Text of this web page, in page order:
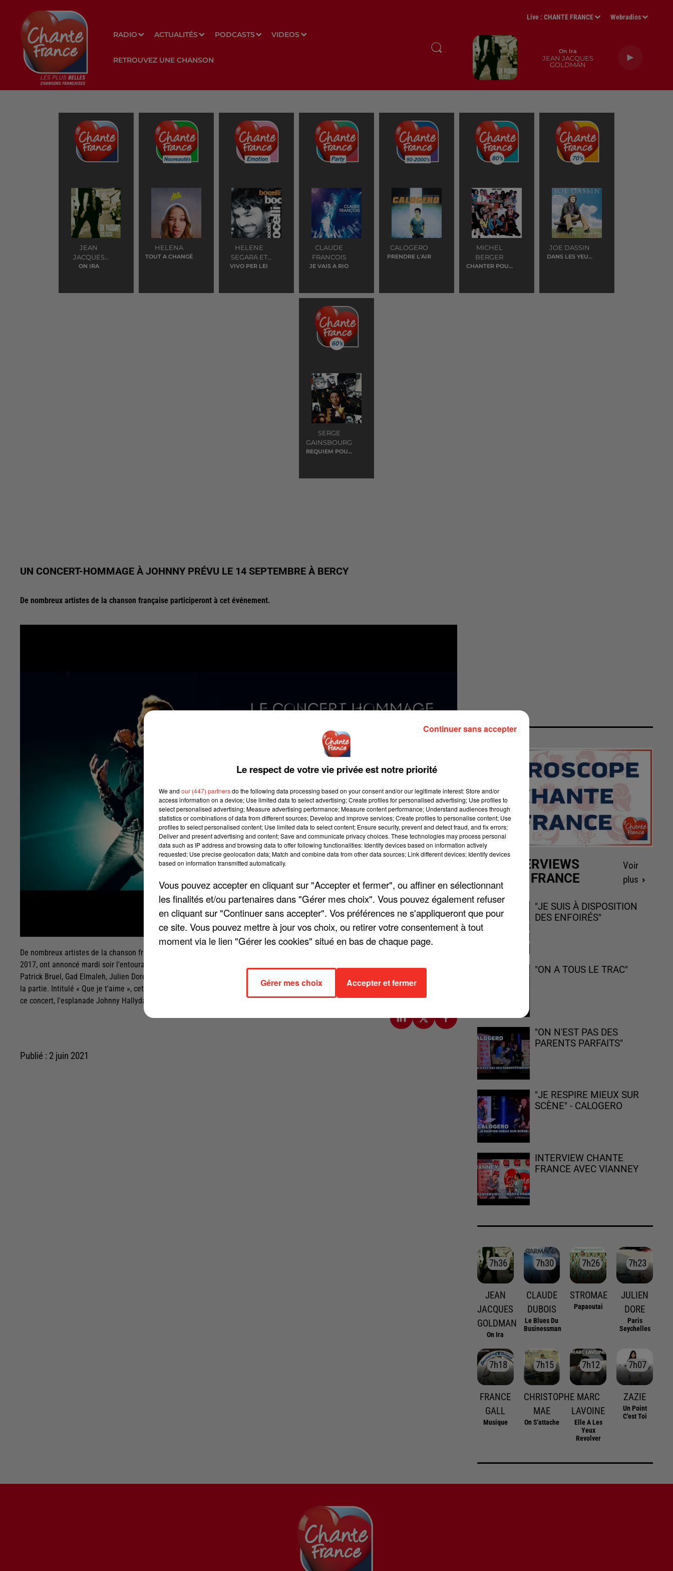
RADIO ACTUALITÉS PODCASTS VIDEOS
RETROUVEZ UNE CHANSON
Live :CHANTE FRANCE Webradios
On Ira
JEAN JACQUES
GOLDMAN
JEAN
JACQUES
GOLDMAN
ON IRA
HELENA
TOUT A CHANGÉ
HELENE
SEGARA ET
ANDREA
VIVO PER LEI
CLAUDE
FRANCOIS
JE VAIS A RIO
CALOGERO
PRENDRE L'AIR
MICHEL
BERGER
CHANTER POUR
JOE DASSIN
DANS LES YEUX
SERGE
GAINSBOURG
REQUIEM POUR
UN CONCERT-HOMMAGE À JOHNNY PRÉVU LE 14 SEPTEMBRE À BERCY
De nombreux artistes de la chanson française participeront à cet événement.
De nombreux artistes de la chanson française participeront le 14 septembre à Bercy à un concert en l'honneur du chanteur décédé en
2017, ont annoncé mardi soir l'entourage de Laeticia Hallyday et la salle parisienne. La liste est longue : Calogero, Pascal Obispo,
Patrick Bruel, Gad Elmaleh, Julien Doré, Louane, Gérald de Palmas, Christophe Maé, Kendji Girac, Slimane ou encore Yodelice seront de
la partie. Intitulé « Que je t'aime », cet événement aura lieu 34 ans après le premier concert de Johnny dans cette salle. La veille de
ce concert, l'esplanade Johnny Hallyday, devant Bercy, sera inaugurée par Laeticia Hallyday et Anne Hidalgo.
Publié : 2 juin 2021
LES INTERVIEWS
CHANTE FRANCE
Voir
plus
"JE SUIS À DISPOSITION
DES ENFOIRÉS"
"ON A TOUS LE TRAC"
"ON N'EST PAS DES
PARENTS PARFAITS"
"JE RESPIRE MIEUX SUR
SCÈNE" - CALOGERO
INTERVIEW CHANTE
FRANCE AVEC VIANNEY
7h36
7h36
JEAN
JACQUES
GOLDMAN
On Ira
7h30
7h30
CLAUDE
DUBOIS
Le Blues Du
Businessman
7h26
7h26
STROMAE
Papaoutai
7h23
7h23
JULIEN
DORE
Paris
Seychelles
7h18
7h18
FRANCE
GALL
Musique
7h15
7h15
CHRISTOPHE
MAE
On S'attache
7h12
7h12
MARC
LAVOINE
Elle A Les
Yeux
Revolver
7h07
7h07
ZAZIE
Un Point
C'est Toi
Le respect de votre vie privée est notre priorité
We and our (447) partnersdo the following data processing based on your consent and/or our legitimate interest: Store and/or
access information on a device; Use limited data to select advertising; Create profiles for personalised advertising; Use profiles to
select personalised advertising; Measure advertising performance; Measure content performance; Understand audiences through
statistics or combinations of data from different sources; Develop and improve services; Create profiles to personalise content; Use
profiles to select personalised content; Use limited data to select content; Ensure security, prevent and detect fraud, and fix errors;
Deliver and present advertising and content; Save and communicate privacy choices. These technologies may process personal
data such as IP address and browsing data to offer following functionalities: Identify devices based on information actively
requested; Use precise geolocation data; Match and combine data from other data sources; Link different devices; Identify devices
based on information transmitted automatically.
Vous pouvez accepter en cliquant sur "Accepter et fermer", ou affiner en sélectionnant
les finalités et/ou partenaires dans "Gérer mes choix". Vous pouvez également refuser
en cliquant sur "Continuer sans accepter". Vos préférences ne s'appliqueront que pour
ce site. Vous pouvez mettre à jour vos choix, ou retirer votre consentement à tout
moment via le lien "Gérer les cookies" situé en bas de chaque page.
Gérer mes choix Accepter et fermer
Continuer sans accepter